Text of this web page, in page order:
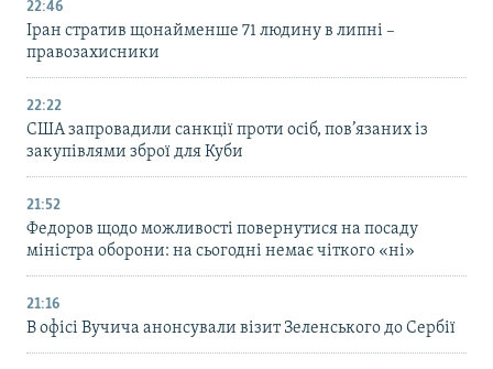
22:46
Іран стратив щонайменше 71 людину в липні –
правозахисники
22:22
США запровадили санкції проти осіб, пов’язаних із
закупівлями зброї для Куби
21:52
Федоров щодо можливості повернутися на посаду
міністра оборони: на сьогодні немає чіткого «ні»
21:16
В офісі Вучича анонсували візит Зеленського до Сербії